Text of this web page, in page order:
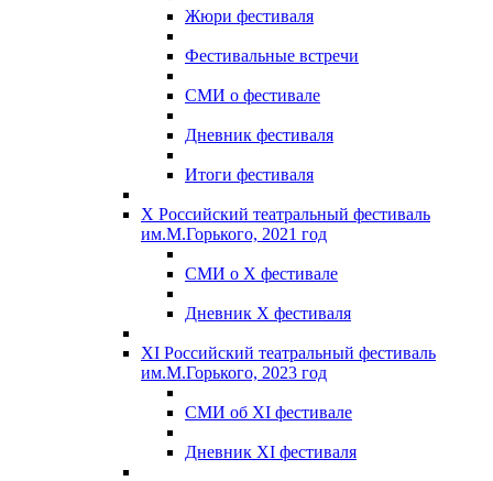
Жюри фестиваля
Фестивальные встречи
СМИ о фестивале
Дневник фестиваля
Итоги фестиваля
X Российский театральный фестиваль
им.М.Горького, 2021 год
СМИ о X фестивале
Дневник X фестиваля
XI Российский театральный фестиваль
им.М.Горького, 2023 год
СМИ об XI фестивале
Дневник XI фестиваля